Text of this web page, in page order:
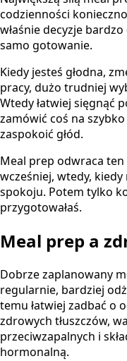
codzienności
właśnie decyzje
samo gotowanie.
Kiedy jesteś głodna,
pracy, dużo trudniej
Wtedy łatwiej sięgnąć
zamówić coś na
zaspokoić głód.
Meal prep odwraca
wcześniej, wtedy,
spokoju. Potem tylko
przygotowałaś.
Meal prep a
Dobrze zaplanowany
regularnie, bardziej
temu łatwiej zadbać o
zdrowych tłuszczów,
przeciwzapalnych i
hormonalną.